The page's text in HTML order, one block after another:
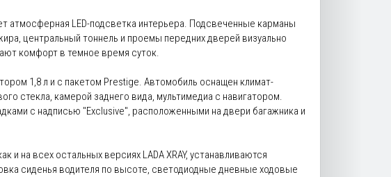
атмосферная LED-подсветка интерьера. Подсвеченные карманы
центральный тоннель и проемы передних дверей визуально
комфорт в темное время суток.
1,8 л и с пакетом Prestige. Автомобиль оснащен климат-
стекла, камерой заднего вида, мультимедиа с навигатором.
с надписью ''Exclusive'', расположенными на двери багажника и
на всех остальных версиях LADA XRAY, устанавливаются
сиденья водителя по высоте, светодиодные дневные ходовые